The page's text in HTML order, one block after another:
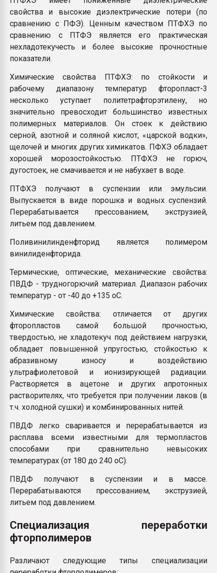
свойства и высокие диэлектрические потери (по
сравнению с ПФЭ). Ценным качеством ПТФХЭ по
сравнению с ПТФЭ является его практическая
нехладотекучесть и более высокие прочностные
показатели.
Химические свойства ПТФХЭ: по стойкости и
рабочему диапазону температур фторопласт-3
несколько уступает политетрафторэтилену, но
значительно превосходит большинство известных
полимерных материалов. Он стоек к действию
серной, азотной и соляной кислот, «царской водки»,
щелочей и многих других химикатов. ПФХЭ обладает
хорошей морозостойкостью. ПТФХЭ не горюч,
дугостоек, не смачивается и не набухает в воде.
ПТФХЭ получают в суспензии или эмульсии.
Выпускается в виде порошка и водных суспензий.
Перерабатывается прессованием, экструзией,
литьем под давлением.
Поливинилинденфторид является полимером
винилиденфторида.
Термические, оптические, механические свойства:
ПВДФ - трудногорючий материал. Диапазон рабочих
температур - от -40 до +135 оС.
Химические свойства: отличается от других
фторопластов самой большой прочностью,
твердостью, не хладотекуч под действием нагрузки,
обладает повышенной упругостью, стойкостью к
абразивному износу и воздействию
ультрафиолетовой и ионизирующей радиации.
Растворяется в ацетоне и других апротонных
растворителях, что требуется при получении лаков (в
т.ч. холодной сушки) и комбинированных нитей.
ПВДФ легко сваривается и перерабатывается из
расплава всеми известными для термопластов
способами при сравнительно невысоких
температурах (от 180 до 240 оС).
ПВДФ получают в суспензии и в массе.
Перерабатываются прессованием, экструзией,
литьем под давлением.
Специализация переработки
фторполимеров
Различают следующие типы специализации